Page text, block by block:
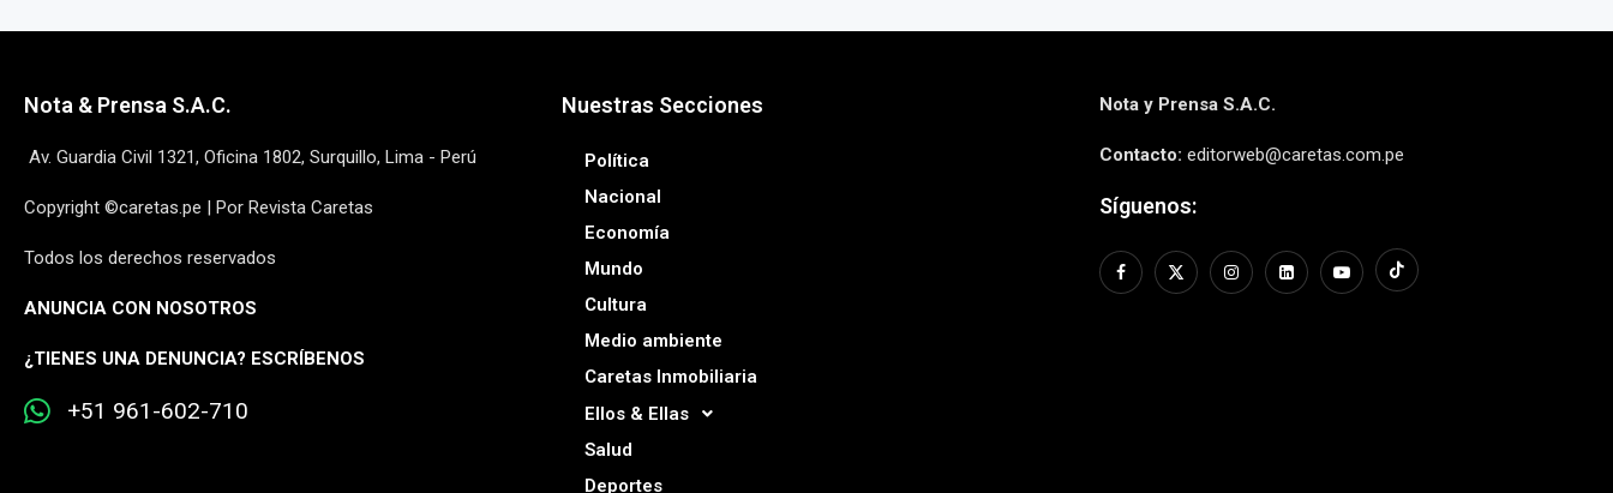
Nota & Prensa S.A.C.
Av. Guardia Civil 1321, Oficina 1802, Surquillo, Lima - Perú
Copyright ©caretas.pe | Por Revista Caretas
Todos los derechos reservados
ANUNCIA CON NOSOTROS
¿TIENES UNA DENUNCIA? ESCRÍBENOS
+51 961-602-710
Nuestras Secciones
Política
Nacional
Economía
Mundo
Cultura
Medio ambiente
Caretas Inmobiliaria
Ellos & Ellas
Salud
Deportes
Nota y Prensa S.A.C.
Contacto: editorweb@caretas.com.pe
Síguenos: